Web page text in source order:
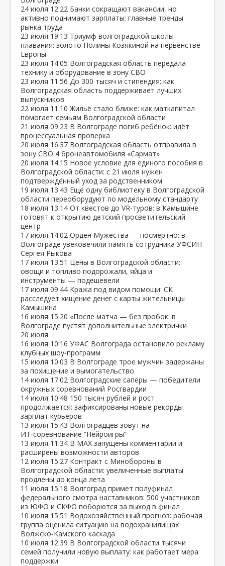
24 июля 12:22 Банки сокращают вакансии, но
активно поднимают зарплаты: главные тренды
рынка труда
23 июля 19:13 Триумф волгоградской школы
плавания: золото Полины Козякиной на первенстве
Европы
23 июля 14:05 Волгоградская область передала
технику и оборудование в зону СВО
23 июля 11:56 До 300 тысяч и стипендия: как
Волгоградская область поддерживает лучших
выпускников
22 июля 11:10 Жильё стало ближе: как маткапитал
помогает семьям Волгоградской области
21 июля 09:23 В Волгограде погиб ребёнок: идёт
процессуальная проверка
20 июля 16:37 Волгоградская область отправила в
зону СВО 4 бронеавтомобиля «Сармат»
20 июля 14:15 Новое условие для единого пособия в
Волгоградской области: с 21 июля нужен
подтверждённый уход за родственником
19 июля 13:43 Ещё одну библиотеку в Волгоградской
области переоборудуют по модельному стандарту
18 июля 13:14 От квестов до VR‑туров: в Камышине
готовят к открытию детский просветительский
центр
17 июля 14:02 Орден Мужества — посмертно: в
Волгограде увековечили память сотрудника УФСИН
Сергея Рыкова
17 июля 13:51 Цены в Волгоградской области:
овощи и топливо подорожали, яйца и
инструменты — подешевели
17 июля 09:44 Кража под видом помощи: СК
расследует хищение денег с карты жительницы
Камышина
16 июля 15:20 «После матча — без пробок: в
Волгограде пустят дополнительные электрички
20 июля
16 июля 10:16 УФАС Волгограда остановило рекламу
клубных шоу‑программ
15 июля 10:03 В Волгограде трое мужчин задержаны
за похищение и вымогательство
14 июля 17:02 Волгоградские сапёры — победители
окружных соревнований Росгвардии
14 июля 10:48 150 тысяч рублей и рост
продолжается: зафиксированы новые рекорды
зарплат курьеров
13 июля 15:43 Волгоградцев зовут на
ИТ‑соревнование “Нейроигры”
13 июля 11:34 В МАХ запущены комментарии и
расширены возможности авторов
12 июля 15:27 Контракт с Минобороны в
Волгоградской области: увеличенные выплаты
продлены до конца лета
11 июля 15:18 Волгоград примет полуфинал
федерального смотра наставников: 500 участников
из ЮФО и СКФО поборются за выход в финал
10 июля 15:51 Водохозяйственный прогноз: рабочая
группа оценила ситуацию на водохранилищах
Волжско‑Камского каскада
10 июля 12:39 В Волгоградской области тысячи
семей получили новую выплату: как работает мера
поддержки